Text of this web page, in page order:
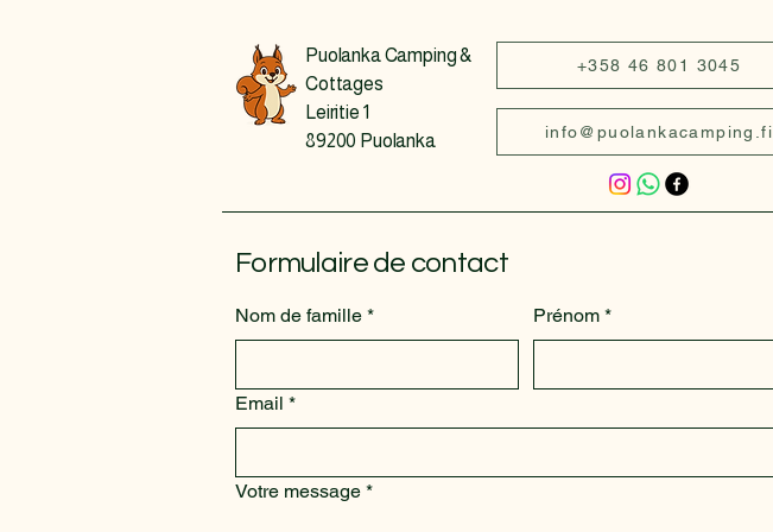
Puolanka Camping &
Cottages
Leiritie 1
89200 Puolanka
+358 46 801 3045
info@puolankacamping.fi
Formulaire de contact
Nom de famille * Prénom *
Email *
Votre message *